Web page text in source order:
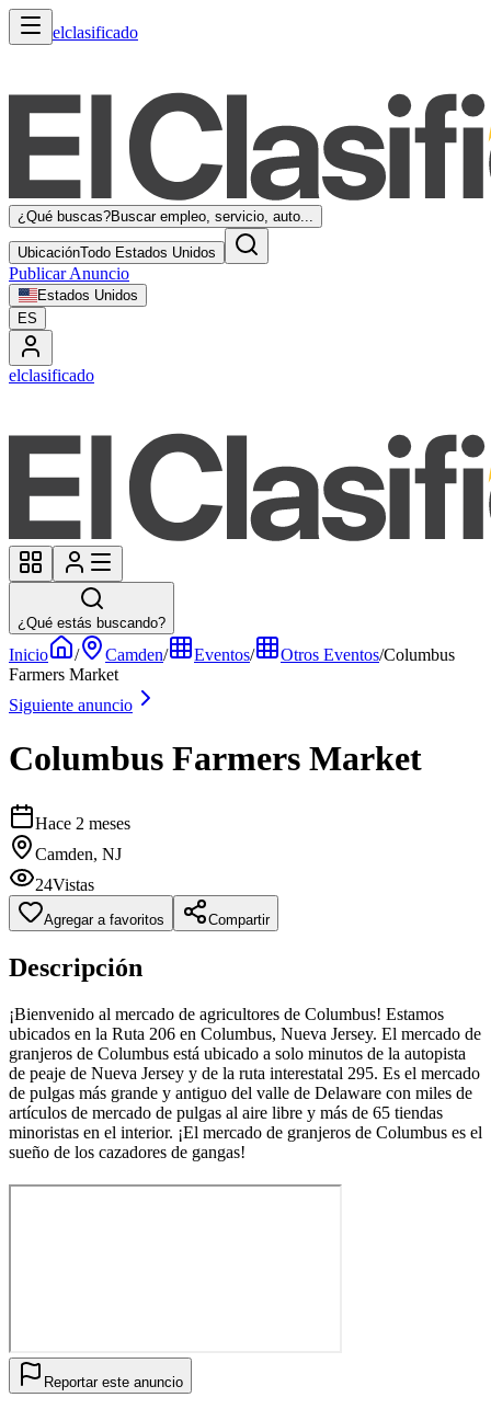
elclasificado
¿Qué buscas?Buscar empleo, servicio, auto...
UbicaciónTodo Estados Unidos
Publicar Anuncio
Estados Unidos
ES
elclasificado
¿Qué estás buscando?
Inicio / Camden/ Eventos/ Otros Eventos/Columbus
Farmers Market
Siguiente anuncio
Columbus Farmers Market
Hace 2 meses
Camden, NJ
24Vistas
Agregar a favoritos Compartir
Descripción
¡Bienvenido al mercado de agricultores de Columbus! Estamos
ubicados en la Ruta 206 en Columbus, Nueva Jersey. El mercado de
granjeros de Columbus está ubicado a solo minutos de la autopista
de peaje de Nueva Jersey y de la ruta interestatal 295. Es el mercado
de pulgas más grande y antiguo del valle de Delaware con miles de
artículos de mercado de pulgas al aire libre y más de 65 tiendas
minoristas en el interior. ¡El mercado de granjeros de Columbus es el
sueño de los cazadores de gangas!
Reportar este anuncio